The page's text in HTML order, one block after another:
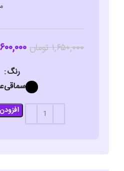
۱,۶۵۰,۰۰۰تومان
رنگ
سماقی